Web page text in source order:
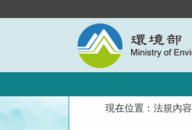
到
現在位置：法規內容